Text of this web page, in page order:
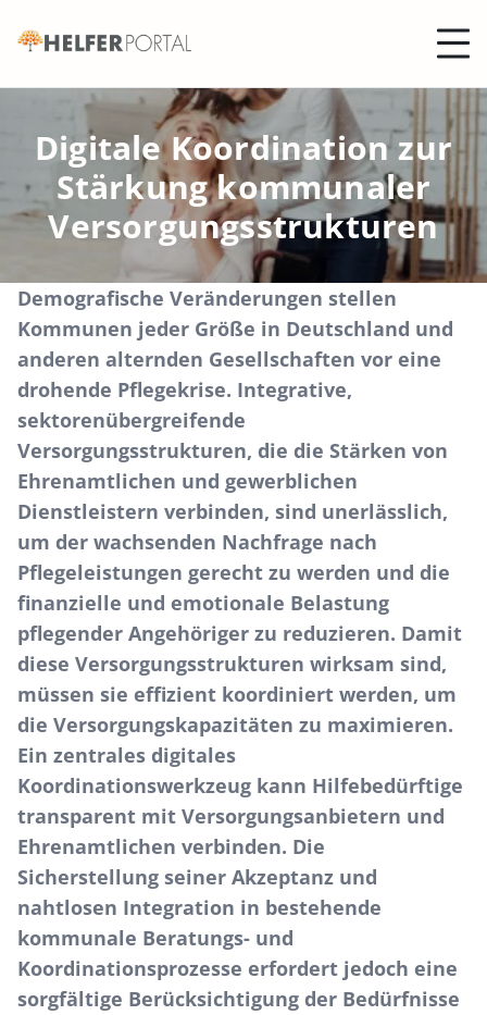
Digitale Koordination zur
Stärkung kommunaler
Versorgungsstrukturen
Demografische Veränderungen stellen
Kommunen jeder Größe in Deutschland und
anderen alternden Gesellschaften vor eine
drohende Pflegekrise. Integrative,
sektorenübergreifende
Versorgungsstrukturen, die die Stärken von
Ehrenamtlichen und gewerblichen
Dienstleistern verbinden, sind unerlässlich,
um der wachsenden Nachfrage nach
Pflegeleistungen gerecht zu werden und die
finanzielle und emotionale Belastung
pflegender Angehöriger zu reduzieren. Damit
diese Versorgungsstrukturen wirksam sind,
müssen sie effizient koordiniert werden, um
die Versorgungskapazitäten zu maximieren.
Ein zentrales digitales
Koordinationswerkzeug kann Hilfebedürftige
transparent mit Versorgungsanbietern und
Ehrenamtlichen verbinden. Die
Sicherstellung seiner Akzeptanz und
nahtlosen Integration in bestehende
kommunale Beratungs- und
Koordinationsprozesse erfordert jedoch eine
sorgfältige Berücksichtigung der Bedürfnisse